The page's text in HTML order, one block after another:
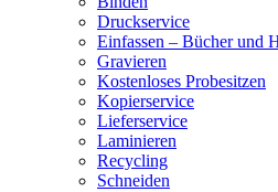
Druckservice
Einfassen – Bücher und
Gravieren
Kostenloses Probesitzen
Kopierservice
Lieferservice
Laminieren
Recycling
Schneiden